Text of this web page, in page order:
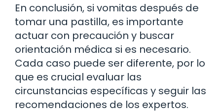
En conclusión, si vomitas después de
tomar una pastilla, es importante
actuar con precaución y buscar
orientación médica si es necesario.
Cada caso puede ser diferente, por lo
que es crucial evaluar las
circunstancias específicas y seguir las
recomendaciones de los expertos.